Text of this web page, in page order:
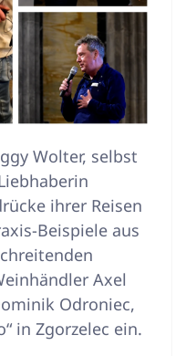
Wolter, selbst
ihrer Reisen
Beispiele aus
Axel
Odroniec,
in Zgorzelec ein.